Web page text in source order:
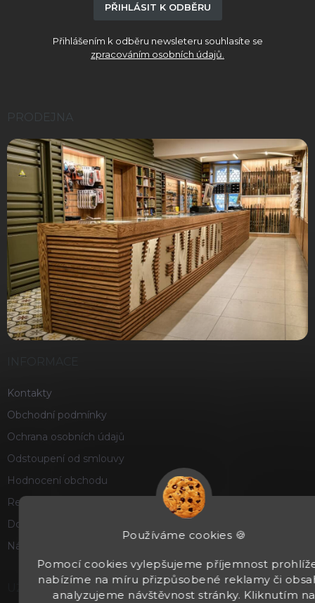
Používáme cookies 🍪
Pomocí cookies vylepšujeme příjemnost
nabízíme na míru přizpůsobené reklamy či
analyzujeme návštěvnost stránky. Kliknutím na
PŘIHLÁSIT K ODBĚRU
Přihlášením k odběru newsleteru souhlasíte se
zpracováním osobních údajů.
PRODEJNA
Kontakty
Obchodní podmínky
Ochrana osobních údajů
Odstoupení od smlouvy
Hodnocení obchodu
Reklamace a vrácení zboží
Doprava a platba
Náš příběh